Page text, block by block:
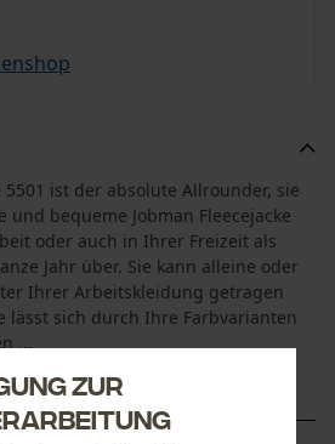
5501 ist der absolute Allrounder, sie
und bequeme Jobman Fleecejacke
oder auch in Ihrer Freizeit als
Jahr über. Sie kann alleine oder
Ihrer Arbeitskleidung getragen
lässt sich durch Ihre Farbvarianten
...
zur